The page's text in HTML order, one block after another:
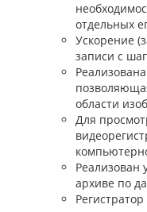
отдельных
Ускорение
записи с
области
Для
Реализован
архиве по